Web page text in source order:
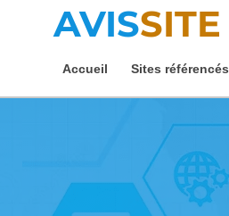
AVISSITE
Accueil Sites référencés